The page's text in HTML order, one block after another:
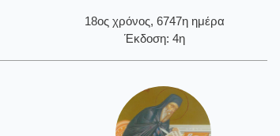
18ος χρόνος, 6747η ημέρα
Έκδοση: 4η